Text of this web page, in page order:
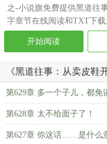
之-小说旗免费提供黑道往
字章节在线阅读和TXT下载
开始阅读
《黑道往事：从卖皮鞋
第629章 多一个子儿，都免
第628章 太不给面子了！
第627章 你这话……是什么